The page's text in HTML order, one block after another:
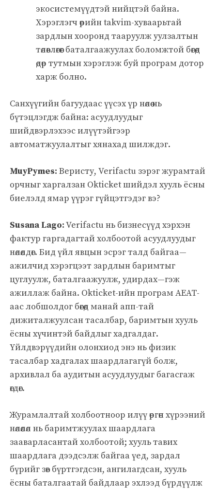
экосистемүүдтэй нийцтэй байна.
Хэрэглэгч өөрийн takvim-хуваарьтай
зардлын хооронд тааруулж уулзалтын
төлөвлөгөөг баталгаажуулах боломжтой бөгөөд
өдөр тутмын хэрэглэж буй програм дотор
харж болно.
Санхүүгийн багуудаас үүсэх үр нөлөө нь
бүтэцлэгдж байна: асуудлуудыг
шийдвэрлэхээс илүүтэйгээр
автоматжуулалтыг хянахад шилждэг.
MuyPymes: Веристу, Verifactu зэрэг журамтай
орчныг харгалзан Okticket шийдэл хууль ёсны
биелэлд ямар үүрэг гүйцэтгэдэг вэ?
Susana Lago:Verifactu нь бизнесүүд хэрхэн
фактур гаргадагтай холбоотой асуудлуудыг
нөлөөлдөг. Бид үйл явцын эсрэг талд байгаа—
ажилчид хэрэгцээт зардлын баримтыг
цуглуулж, баталгаажуулж, удирдах—гэж
ажиллаж байна. Okticket-ийн програм AEAT-
аас лобшолдог бөгөөд манай апп-тай
дижиталжуулсан тасалбар, баримтын хууль
ёсны хүчинтэй байдлыг хадгалдаг.
Үйлдвэрүүдийн олонхиод энэ нь физик
тасалбар хадгалах шаардлагагүй болж,
архивлал ба аудитын асуудлуудыг багасгаж
өгдөг.
Журамлалтай холбоотноор илүү өргөн хүрээний
нөлөөлөл нь баримтжуулах шаардлага
зааварласантай холбоотой; хууль тавих
шаардлага дээдсэлж байгаа үед, зардал
бүрийг зөв бүртгэгдсэн, ангилагдсан, хууль
ёсны баталгаатай байдлаар эхлээд бүрдүүлж